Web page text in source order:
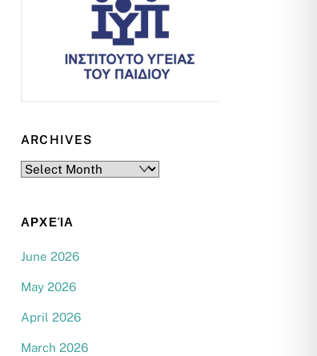
ARCHIVES
Archives
ΑΡΧΕΊΑ
June 2026
May 2026
April 2026
March 2026